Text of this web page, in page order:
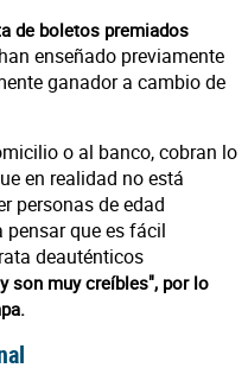
de boletos premiados
enseñado previamente
ganador a cambio de
o al banco, cobran lo
en realidad no está
personas de edad
pensar que es fácil
deauténticos
son muy creíbles", por lo